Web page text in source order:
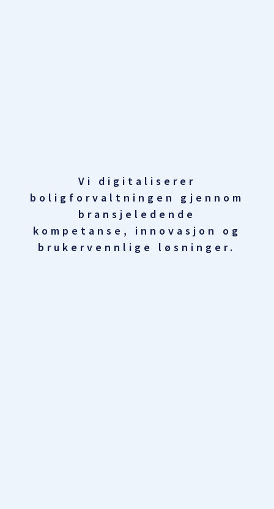
Vi digitaliserer
boligforvaltningen gjennom
bransjeledende
kompetanse, innovasjon og
brukervennlige løsninger.